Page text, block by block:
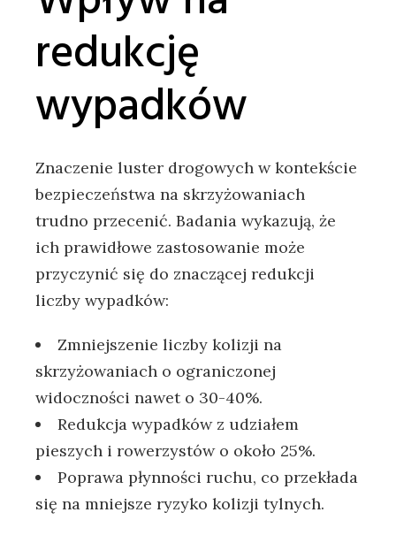
redukcję
wypadków
Znaczenie luster drogowych w kontekście
bezpieczeństwa na skrzyżowaniach
trudno przecenić. Badania wykazują, że
ich prawidłowe zastosowanie może
przyczynić się do znaczącej redukcji
liczby wypadków:
Zmniejszenie liczby kolizji na
skrzyżowaniach o ograniczonej
widoczności nawet o 30-40%.
Redukcja wypadków z udziałem
pieszych i rowerzystów o około 25%.
Poprawa płynności ruchu, co przekłada
się na mniejsze ryzyko kolizji tylnych.